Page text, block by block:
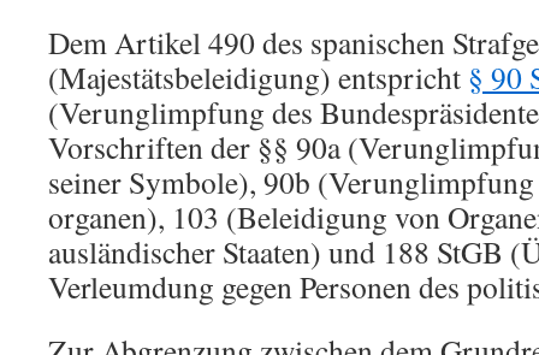
Dem Artikel 490 des spanischen
(Majestätsbeleidigung) entspricht § 90
(Verunglimpfung des
Vorschriften der §§ 90a
seiner Symbole), 90b
organen), 103 (Beleidigung von
ausländischer Staaten) und 188 StGB
Verleumdung gegen Personen des